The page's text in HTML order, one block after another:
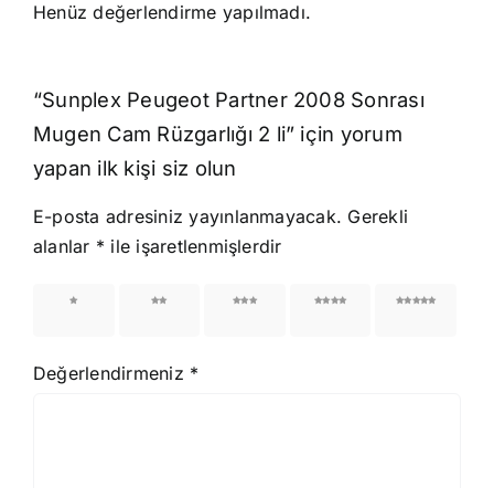
Henüz değerlendirme yapılmadı.
“Sunplex Peugeot Partner 2008 Sonrası
Mugen Cam Rüzgarlığı 2 li” için yorum
yapan ilk kişi siz olun
E-posta adresiniz yayınlanmayacak. Gerekli
alanlar * ile işaretlenmişlerdir
2/5
3/5
4/5
5/5
Değerlendirmeniz *